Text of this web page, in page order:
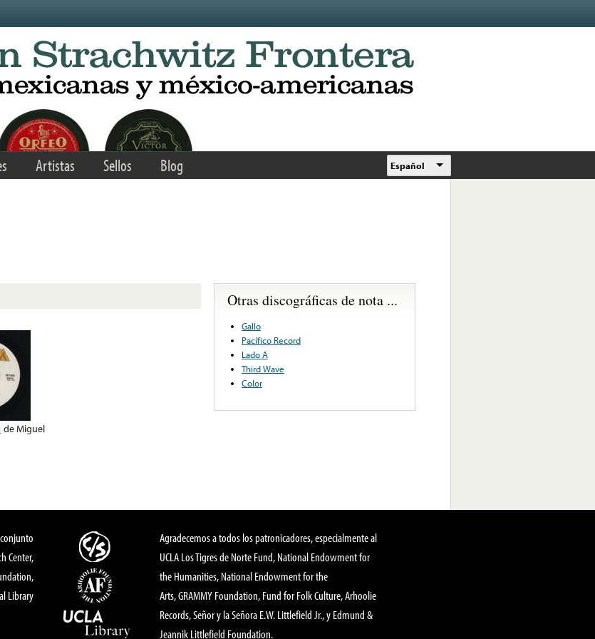
Artistas Sellos Blog Español
deMiguel
Otras discográficas de nota ...
Gallo
Pacífico Record
Lado A
Third Wave
Color
Center,
Library
Agradecemos a todos los patronicadores, especialmente al
UCLA Los Tigres de Norte Fund, National Endowment for
the Humanities, National Endowment for the
Arts, GRAMMY Foundation, Fund for Folk Culture, Arhoolie
Records, Señor y la Señora E.W. Littlefield Jr., y Edmund &
Jeannik Littlefield Foundation.